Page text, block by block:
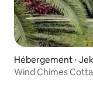
Hébergement ⋅
Wind Chimes